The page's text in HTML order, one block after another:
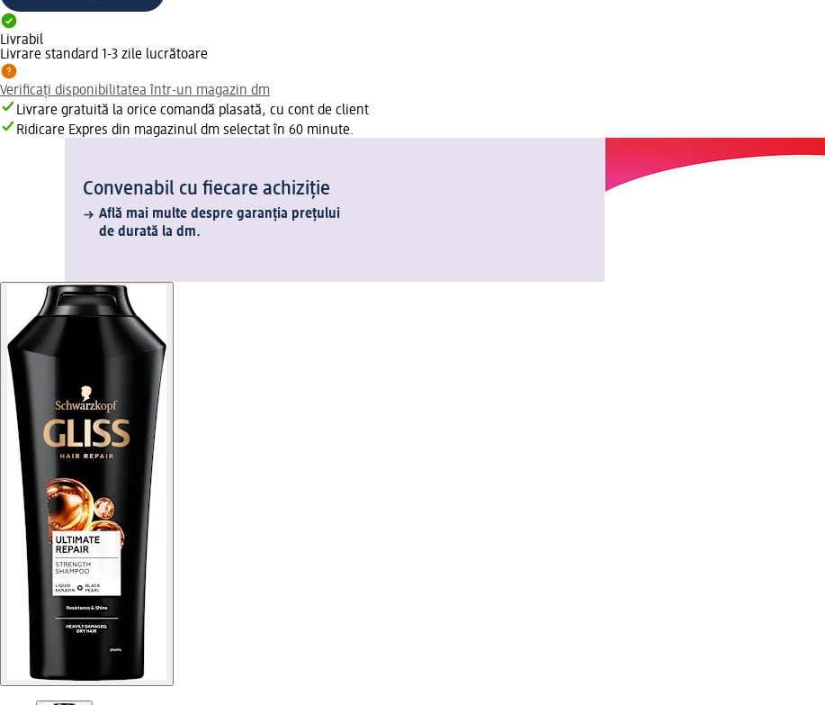
Livrabil
Livrare standard 1-3 zile lucrătoare
Verificați disponibilitatea într-un magazin dm
Livrare gratuită la orice comandă plasată, cu cont de client
Ridicare Expres din magazinul dm selectat în 60 minute.
Convenabil cu fiecare achiziție
Află mai multe despre garanția prețului
de durată la dm.